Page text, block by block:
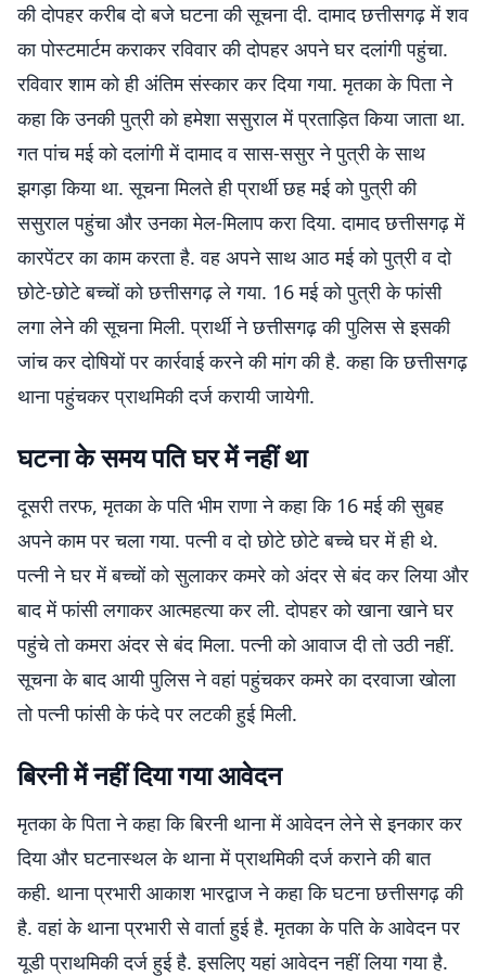
की दोपहर करीब दो बजे घटना की सूचना दी. दामाद छत्तीसगढ़ में शव
का पोस्टमार्टम कराकर रविवार की दोपहर अपने घर दलांगी पहुंचा.
रविवार शाम को ही अंतिम संस्कार कर दिया गया. मृतका के पिता ने
कहा कि उनकी पुत्री को हमेशा ससुराल में प्रताड़ित किया जाता था.
गत पांच मई को दलांगी में दामाद व सास-ससुर ने पुत्री के साथ
झगड़ा किया था. सूचना मिलते ही प्रार्थी छह मई को पुत्री की
ससुराल पहुंचा और उनका मेल-मिलाप करा दिया. दामाद छत्तीसगढ़ में
कारपेंटर का काम करता है. वह अपने साथ आठ मई को पुत्री व दो
छोटे-छोटे बच्चों को छत्तीसगढ़ ले गया. 16 मई को पुत्री के फांसी
लगा लेने की सूचना मिली. प्रार्थी ने छत्तीसगढ़ की पुलिस से इसकी
जांच कर दोषियों पर कार्रवाई करने की मांग की है. कहा कि छत्तीसगढ़
थाना पहुंचकर प्राथमिकी दर्ज करायी जायेगी.
घटना के समय पति घर में नहीं था
दूसरी तरफ, मृतका के पति भीम राणा ने कहा कि 16 मई की सुबह
अपने काम पर चला गया. पत्नी व दो छोटे छोटे बच्चे घर में ही थे.
पत्नी ने घर में बच्चों को सुलाकर कमरे को अंदर से बंद कर लिया और
बाद में फांसी लगाकर आत्महत्या कर ली. दोपहर को खाना खाने घर
पहुंचे तो कमरा अंदर से बंद मिला. पत्नी को आवाज दी तो उठी नहीं.
सूचना के बाद आयी पुलिस ने वहां पहुंचकर कमरे का दरवाजा खोला
तो पत्नी फांसी के फंदे पर लटकी हुई मिली.
बिरनी में नहीं दिया गया आवेदन
मृतका के पिता ने कहा कि बिरनी थाना में आवेदन लेने से इनकार कर
दिया और घटनास्थल के थाना में प्राथमिकी दर्ज कराने की बात
कही. थाना प्रभारी आकाश भारद्वाज ने कहा कि घटना छत्तीसगढ़ की
है. वहां के थाना प्रभारी से वार्ता हुई है. मृतका के पति के आवेदन पर
यूडी प्राथमिकी दर्ज हुई है. इसलिए यहां आवेदन नहीं लिया गया है.